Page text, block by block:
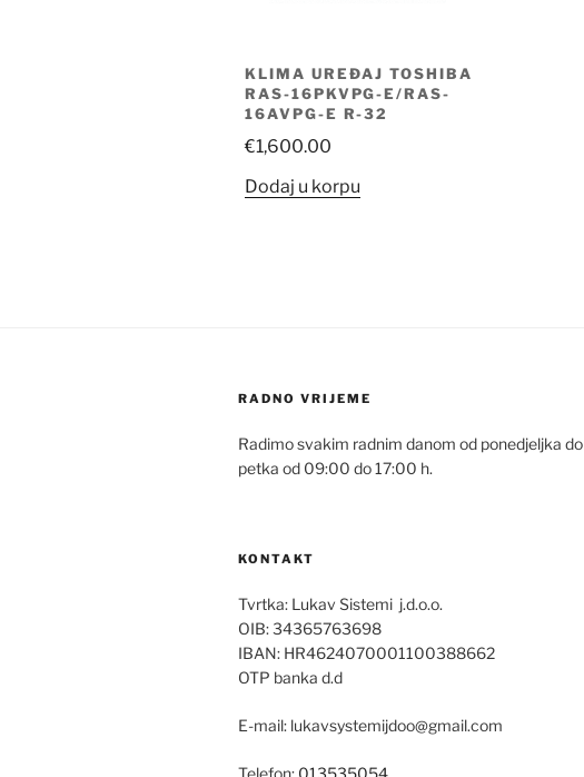
KLIMA UREĐAJ TOSHIBA
RAS-16PKVPG-E/RAS-
16AVPG-E R-32
€1,600.00
Dodaj u korpu
RADNO VRIJEME
Radimo svakim radnim danom od ponedjeljka do
petka od 09:00 do 17:00 h.
KONTAKT
Tvrtka: Lukav Sistemi j.d.o.o.
OIB: 34365763698
IBAN: HR4624070001100388662
OTP banka d.d
E-mail: lukavsystemijdoo@gmail.com